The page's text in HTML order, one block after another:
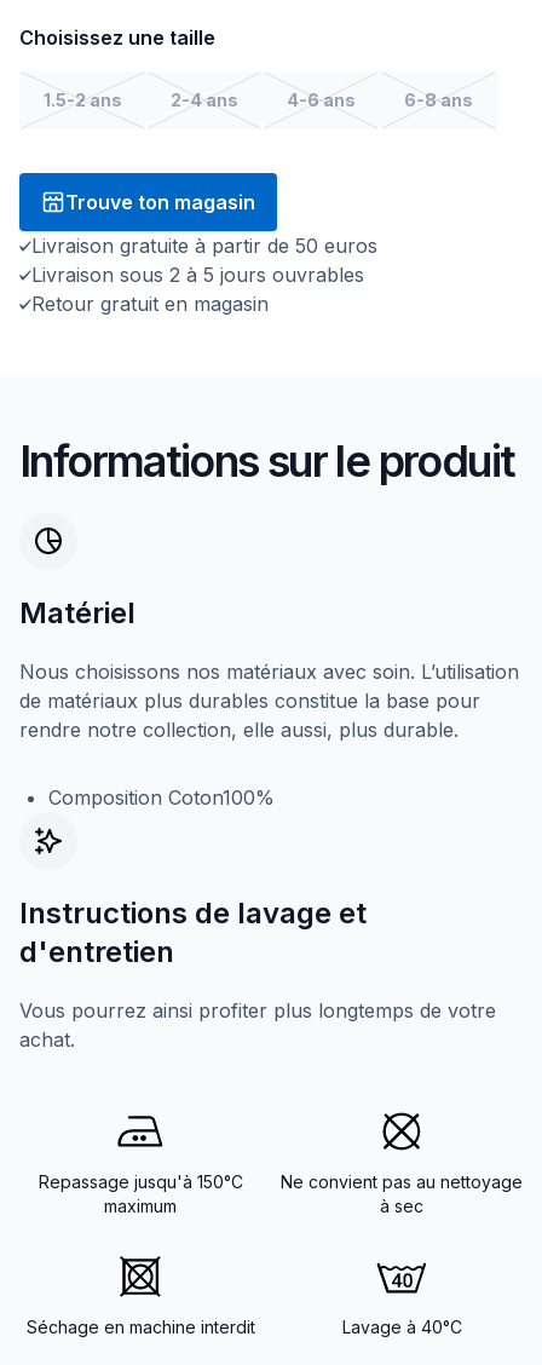
Choisissez une taille
1.5-2 ans 2-4 ans 4-6 ans 6-8 ans
Trouve ton magasin
Livraison gratuite à partir de 50 euros
Livraison sous 2 à 5 jours ouvrables
Retour gratuit en magasin
Informations sur le produit
Matériel
Nous choisissons nos matériaux avec soin. L’utilisation
de matériaux plus durables constitue la base pour
rendre notre collection, elle aussi, plus durable.
Composition Coton100%
Instructions de lavage et
d'entretien
Vous pourrez ainsi profiter plus longtemps de votre
achat.
Repassage jusqu'à 150°C
maximum
Ne convient pas au nettoyage
à sec
Séchage en machine interdit Lavage à 40°C